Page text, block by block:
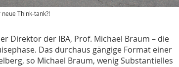
Think-tank?!
Direktor der IBA, Prof. Michael Braum – die
Das durchaus gängige Format einer
so Michael Braum, wenig Substantielles